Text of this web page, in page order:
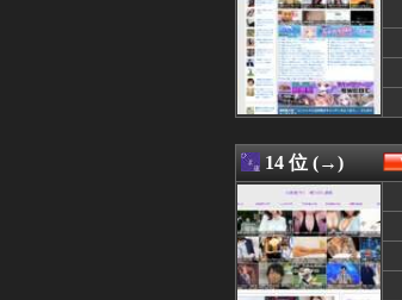
08/06 05:39
08/06 05:34
08/06 05:31
08/06 05:27
08/06 05:25
08/06 05:15
08/06 05:03
08/06 05:01
08/06 05:00
08/06 05:00
08/06 04:39
08/06 04:25
08/06 04:15
08/06 04:11
14 位 (→)